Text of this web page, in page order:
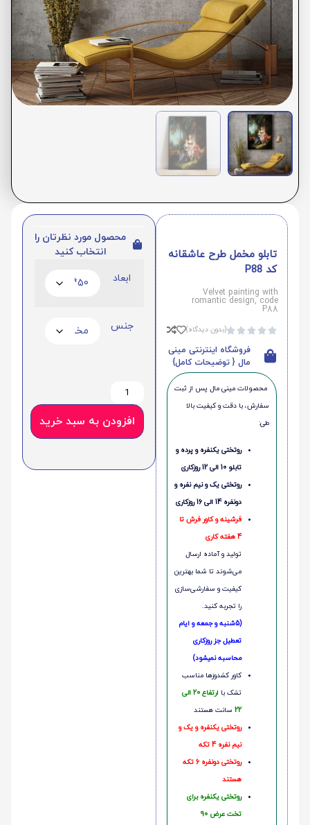
تابلو مخمل طرح عاشقانه
کد P88
Velvet painting with
romantic design, code
P88




(بدون دیدگاه)
فروشگاه اینترنتی مینی
مال { توضیحات کامل}
محصولات مینی‌ مال پس از ثبت
سفارش، با دقت و کیفیت بالا
طی:
روتختی یکنفره و پرده و
تابلو 10 الی 12 روزکاری
روتختی یک و نیم نفره و
دونفره 14 الی 16 روزکاری
فرشینه و کاور فرش تا
4 هفته کاری
تولید و آماده ارسال
می‌شوند تا شما بهترین
کیفیت و سفارشی‌سازی
را تجربه کنید.
(5شنبه و جمعه و ایام
تعطیل جز روزکاری
محاسبه نمیشود)
کاور کشدوزها مناسب
تشک با ا
رتفاع 20 الی
22 سانت هستند
روتختی یکنفره و یک و
نیم نفره 4 تکه
روتختی دونفره 6 تکه
هستند
روتختی یکنفره برای
تخت عرض 90
محصول مورد نظرتان را
انتخاب کنید
ابعاد
جنس
افزودن به سبد خرید